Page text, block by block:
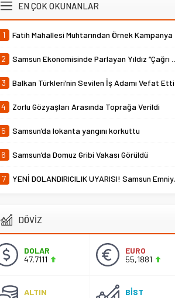
EN ÇOK OKUNANLAR
1 Fatih Mahallesi Muhtarından Örnek Kampanya
2 Samsun Ekonomisinde Parlayan Yıldız “Çağrı Temper”
3 Balkan Türkleri’nin Sevilen İş Adamı Vefat Etti
4 Zorlu Gözyaşları Arasında Toprağa Verildi
5 Samsun’da lokanta yangını korkuttu
6 Samsun’da Domuz Gribi Vakası Görüldü
7 YENİ DOLANDIRICILIK UYARISI! Samsun Emniyet Müdürlüğü Uyardı
DÖVİZ
DOLAR
47,7111
EURO
55,1881
ALTIN
BİST